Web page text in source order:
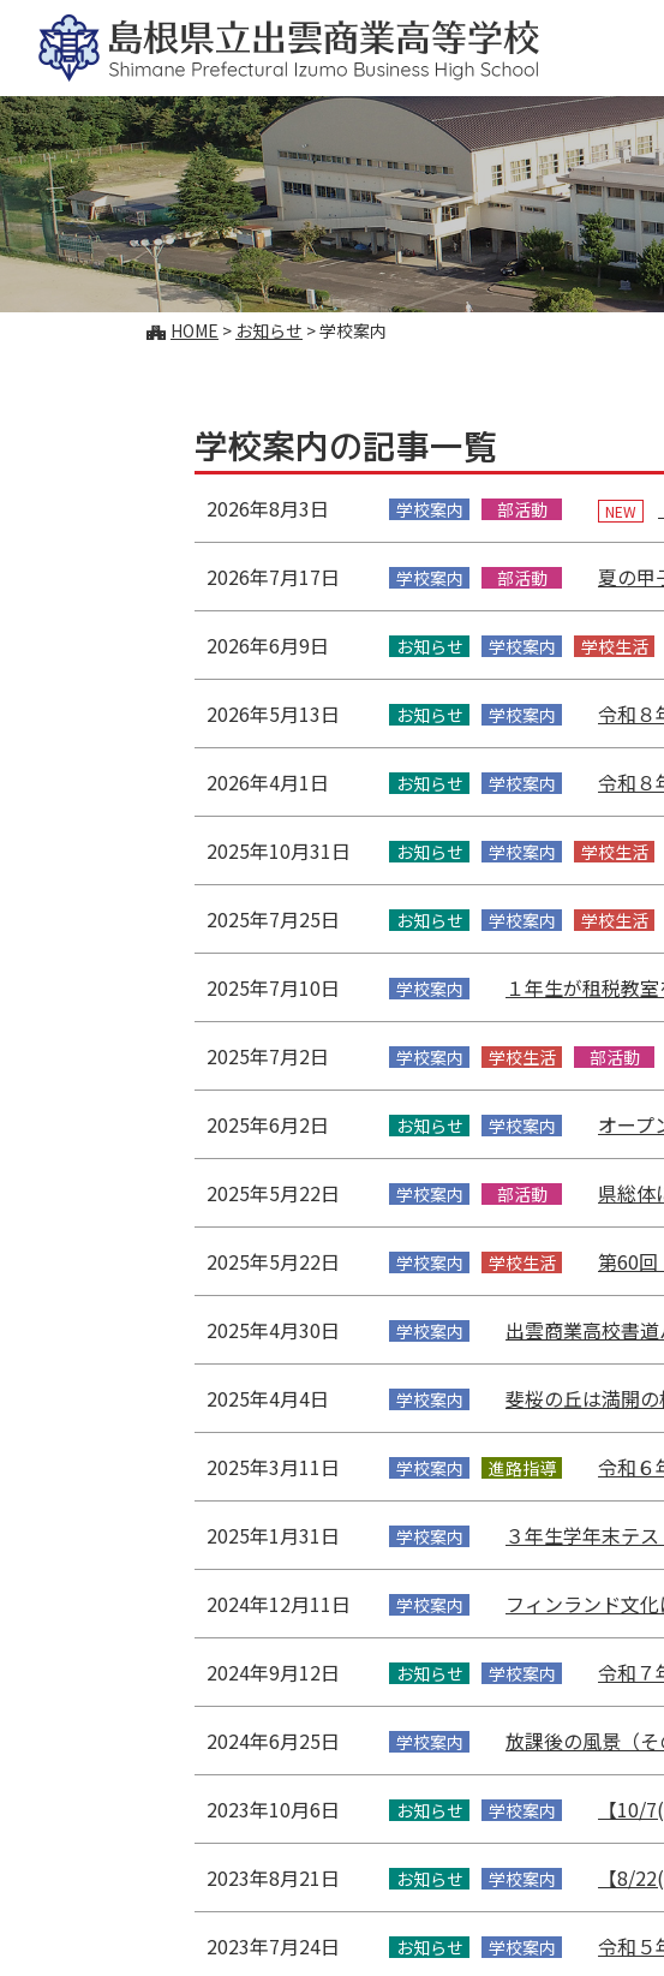
このページの本文へ
こ HOME > お知らせ >学校案内
学校案内の記事一覧
2026年8月3日 学校案内 部活動 NEW
2026年7月17日 学校案内 部活動 夏の甲
2026年6月9日 お知らせ 学校案内 学校生活
2026年5月13日 お知らせ 学校案内 令和８
2026年4月1日 お知らせ 学校案内 令和８
2025年10月31日 お知らせ 学校案内 学校生活
2025年7月25日 お知らせ 学校案内 学校生活
2025年7月10日 学校案内 １年生が租税教
2025年7月2日 学校案内 学校生活 部活動
2025年6月2日 お知らせ 学校案内 オープ
2025年5月22日 学校案内 部活動 県総体
2025年5月22日 学校案内 学校生活 第60
2025年4月30日 学校案内 出雲商業高校書
2025年4月4日 学校案内 斐桜の丘は満開の
2025年3月11日 学校案内 進路指導 令和６
2025年1月31日 学校案内 ３年生学年末テ
2024年12月11日 学校案内 フィンランド文
2024年9月12日 お知らせ 学校案内 令和７
2024年6月25日 学校案内 放課後の風景（そ
2023年10月6日 お知らせ 学校案内 【10/
2023年8月21日 お知らせ 学校案内 【8/
2023年7月24日 お知らせ 学校案内 令和５